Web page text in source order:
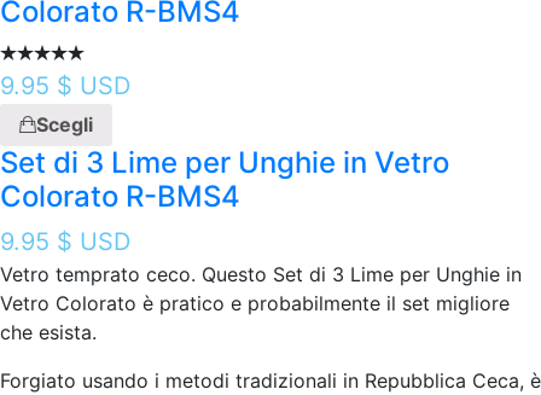
Colorato R-BMS4
9.95 $ USD
Scegli
Set di 3 Lime per Unghie in Vetro
Colorato R-BMS4
9.95 $ USD
Vetro temprato ceco. Questo Set di 3 Lime per Unghie in
Vetro Colorato è pratico e probabilmente il set migliore
che esista.
Forgiato usando i metodi tradizionali in Repubblica Ceca, è